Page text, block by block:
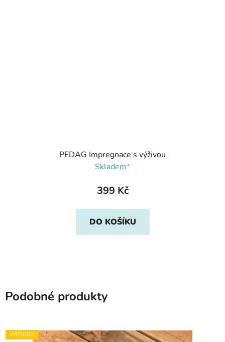
PEDAG Impregnace s výživou
Skladem*
399 Kč
DO KOŠÍKU
Podobné produkty
VÝPRODEJ